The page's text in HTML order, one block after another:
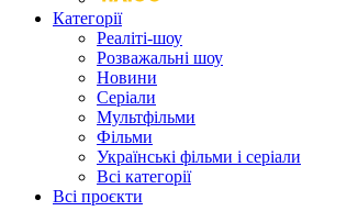
Категорії
Реаліті-шоу
Розважальні шоу
Новини
Серіали
Мультфільми
Фільми
Українські фільми і серіали
Всі категорії
Всі проєкти